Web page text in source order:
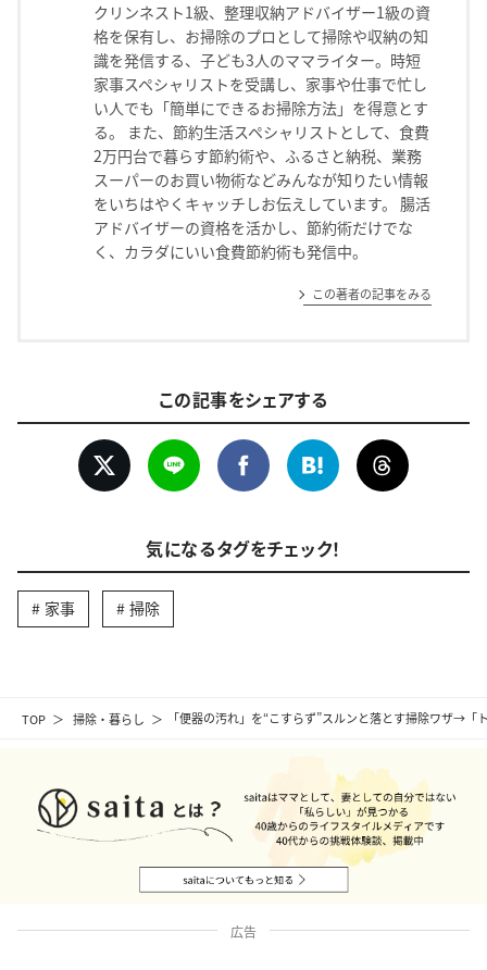
TOP 掃除・暮らし 「便器の汚れ」を“こすらず”スルンと落とす掃除ワザ→
クリンネスト1級、整理収納アドバイザー1級の資
格を保有し、お掃除のプロとして掃除や収納の知
識を発信する、子ども3人のママライター。時短
家事スペシャリストを受講し、家事や仕事で忙し
い人でも「簡単にできるお掃除方法」を得意とす
る。 また、節約生活スペシャリストとして、食費
2万円台で暮らす節約術や、ふるさと納税、業務
スーパーのお買い物術などみんなが知りたい情報
をいちはやくキャッチしお伝えしています。 腸活
アドバイザーの資格を活かし、節約術だけでな
く、カラダにいい食費節約術も発信中。
この著者の記事をみる
この記事をシェアする
気になるタグをチェック！
家事 掃除
広告